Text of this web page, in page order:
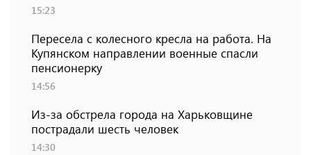
15:23
Пересела с колесного кресла на работа. На
Купянском направлении военные спасли
пенсионерку
14:56
Из-за обстрела города на Харьковщине
пострадали шесть человек
14:30